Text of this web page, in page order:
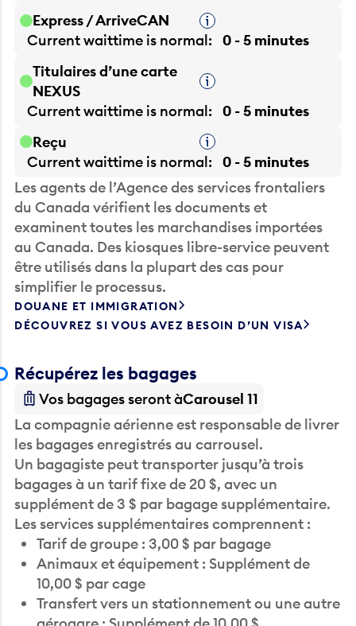
Express / ArriveCAN
Infobulle
Current waittime is normal
0 - 5 minutes
Titulaires d’une carte
NEXUS
Infobulle
Current waittime is normal
0 - 5 minutes
Reçu
Infobulle
Current waittime is normal
0 - 5 minutes
Les agents de l’Agence des services frontaliers
du Canada vérifient les documents et
examinent toutes les marchandises importées
au Canada. Des kiosques libre-service peuvent
être utilisés dans la plupart des cas pour
simplifier le processus.
DOUANE ET IMMIGRATION
DÉCOUVREZ SI VOUS AVEZ BESOIN D’UN VISA
Récupérez les bagages
Vos bagages seront àCarousel 11
La compagnie aérienne est responsable de livrer
les bagages enregistrés au carrousel.
Un bagagiste peut transporter jusqu’à trois
bagages à un tarif fixe de 20 $, avec un
supplément de 3 $ par bagage supplémentaire.
Les services supplémentaires comprennent :
Tarif de groupe : 3,00 $ par bagage
Animaux et équipement : Supplément de
10,00 $ par cage
Transfert vers un stationnement ou une autre